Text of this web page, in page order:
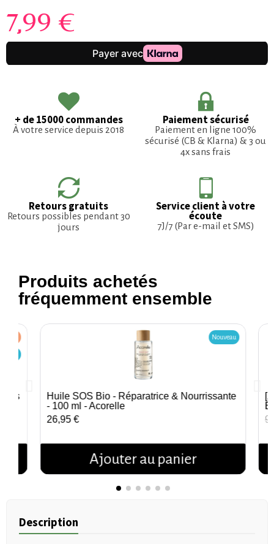
7,99 €
+ de 15000 commandes
À votre service depuis 2018
Paiement sécurisé
Paiement en ligne 100%
sécurisé (CB & Klarna) & 3 ou
4x sans frais
Retours gratuits
Retours possibles pendant 30
jours
Service client à votre
écoute
7J/7 (Par e-mail et SMS)
Produits achetés
fréquemment ensemble
Aperçu rapide
Nouveau
Huile SOS Bio - Réparatrice & Nourrissante
- 100 ml - Acorelle
26,95 €
Ajouter au panier
Description